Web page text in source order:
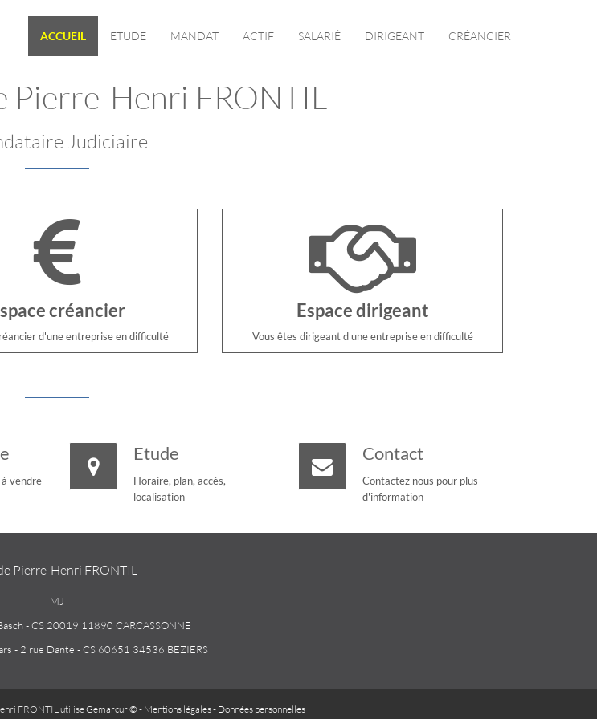
ACCUEIL ETUDE MANDAT ACTIF SALARIÉ DIRIGEANT CRÉANCIER
Pierre-Henri FRONTIL
Judiciaire
créancier
d'une entreprise en difficulté
Espace dirigeant
Vous êtes dirigeant d'une entreprise en difficulté
à vendre
Etude
Horaire, plan, accès,
localisation
Contact
Contactez nous pour plus
d'information
Pierre-Henri FRONTIL
MJ
- CS 20019 11890 CARCASSONNE
- 2 rue Dante - CS 60651 34536 BEZIERS
FRONTIL utiliseGemarcur © - Mentions légales- Données personnelles